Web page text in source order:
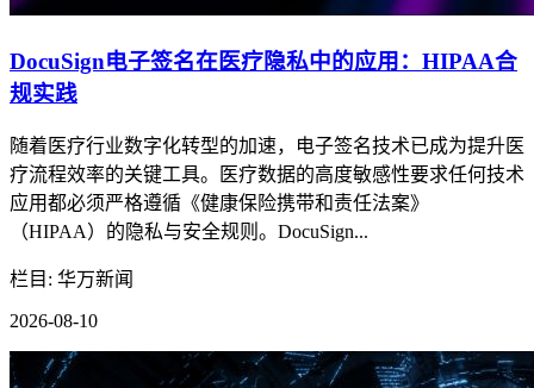
DocuSign电子签名在医疗隐私中的应用：HIPAA合
规实践
随着医疗行业数字化转型的加速，电子签名技术已成为提升医
疗流程效率的关键工具。医疗数据的高度敏感性要求任何技术
应用都必须严格遵循《健康保险携带和责任法案》
（HIPAA）的隐私与安全规则。DocuSign...
栏目: 华万新闻
2026-08-10